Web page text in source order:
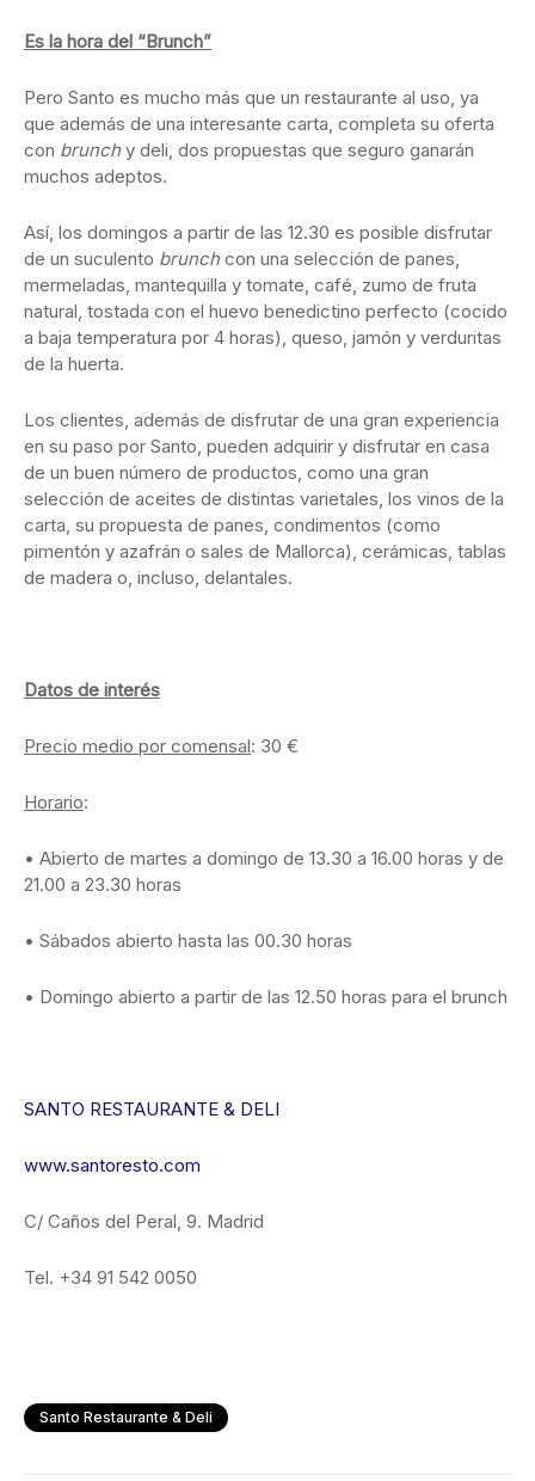
Es la hora del “Brunch”
Pero Santo es mucho más que un restaurante al uso, ya
que además de una interesante carta, completa su oferta
con brunch y deli, dos propuestas que seguro ganarán
muchos adeptos.
Así, los domingos a partir de las 12.30 es posible disfrutar
de un suculento brunch con una selección de panes,
mermeladas, mantequilla y tomate, café, zumo de fruta
natural, tostada con el huevo benedictino perfecto (cocido
a baja temperatura por 4 horas), queso, jamón y verduritas
de la huerta.
Los clientes, además de disfrutar de una gran experiencia
en su paso por Santo, pueden adquirir y disfrutar en casa
de un buen número de productos, como una gran
selección de aceites de distintas varietales, los vinos de la
carta, su propuesta de panes, condimentos (como
pimentón y azafrán o sales de Mallorca), cerámicas, tablas
de madera o, incluso, delantales.
Datos de interés
Precio medio por comensal: 30 €
Horario:
• Abierto de martes a domingo de 13.30 a 16.00 horas y de
21.00 a 23.30 horas
• Sábados abierto hasta las 00.30 horas
• Domingo abierto a partir de las 12.50 horas para el brunch
SANTO RESTAURANTE & DELI
www.santoresto.com
C/ Caños del Peral, 9. Madrid
Tel. +34 91 542 0050
Santo Restaurante & Deli